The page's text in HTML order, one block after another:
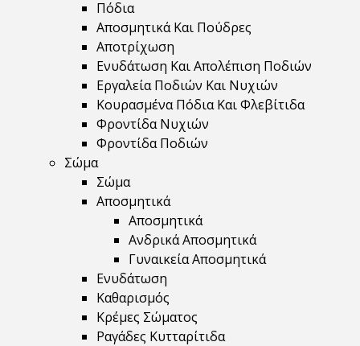
Πόδια
Αποσμητικά Και Πούδρες
Αποτρίχωση
Ενυδάτωση Και Απολέπιση Ποδιών
Εργαλεία Ποδιών Και Νυχιών
Κουρασμένα Πόδια Και Φλεβίτιδα
Φροντίδα Νυχιών
Φροντίδα Ποδιών
Σώμα
Σώμα
Αποσμητικά
Αποσμητικά
Ανδρικά Αποσμητικά
Γυναικεία Αποσμητικά
Ενυδάτωση
Καθαρισμός
Κρέμες Σώματος
Ραγάδες Κυτταρίτιδα